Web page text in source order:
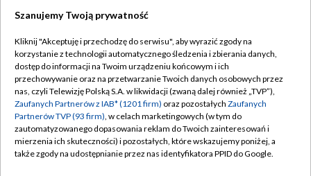
TVP
Abonament TVP
Emisja w TVP
Centrum informacji TVP
Naziemna Telewizja Cyfrowa
Regulamin TVP
Polityka prywatności
Moje zgody
Pomoc
Szanujemy Twoją prywatność
Kliknij "Akceptuję i przechodzę do serwisu", aby wyrazić zgody na
korzystanie z technologii automatycznego śledzenia i zbierania danych,
dostęp do informacji na Twoim urządzeniu końcowym i ich
przechowywanie oraz na przetwarzanie Twoich danych osobowych przez
nas, czyli Telewizję Polską S.A. w likwidacji (zwaną dalej również „TVP”),
Zaufanych Partnerów z IAB* (1201 firm) oraz pozostałych Zaufanych
Partnerów TVP (93 firm), w celach marketingowych (w tym do
zautomatyzowanego dopasowania reklam do Twoich zainteresowań i
mierzenia ich skuteczności) i pozostałych, które wskazujemy poniżej, a
także zgody na udostępnianie przez nas identyfikatora PPID do Google.